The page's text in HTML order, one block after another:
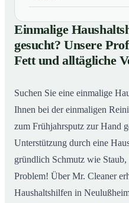
Einmalige
Unsere Profis entfernen
Verschmutzungen
02So unterstützt Sie eine
Einmalige
gesucht? Unsere
Fett und alltägliche
Suchen Sie eine einmalige
Ihnen bei der einmaligen
zum Frühjahrsputz zur Hand
Unterstützung durch eine
gründlich Schmutz wie
Problem! Über Mr. Cleaner
Haushaltshilfen in